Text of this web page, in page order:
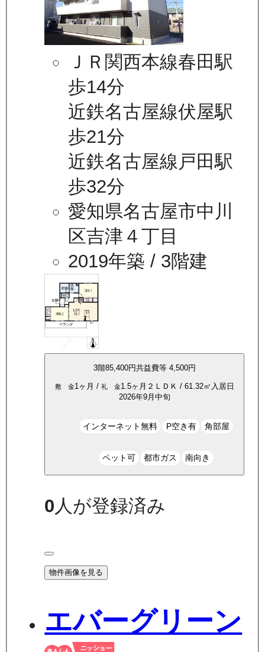
ＪＲ関西本線春田駅
歩14分
近鉄名古屋線伏屋駅
歩21分
近鉄名古屋線戸田駅
歩32分
愛知県名古屋市中川
区吉津４丁目
2019年築 / 3階建
3階85,400円共益費等 4,500円
敷 金1ヶ月 / 礼 金1.5ヶ月 ２ＬＤＫ / 61.32㎡ 入居日
2026年9月中旬
インターネット無料 P空き有 角部屋
ペット可 都市ガス 南向き
0人が登録済み
物件画像を見る
エバーグリーン